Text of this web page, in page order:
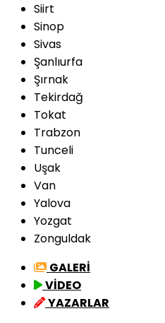
Siirt
Sinop
Sivas
Şanlıurfa
Şırnak
Tekirdağ
Tokat
Trabzon
Tunceli
Uşak
Van
Yalova
Yozgat
Zonguldak
GALERİ
VİDEO
YAZARLAR